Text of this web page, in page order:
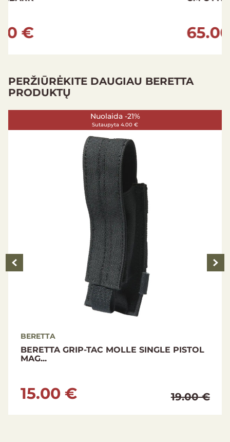
65.00 €
PERŽIŪRĖKITE DAUGIAU BERETTA
PRODUKTŲ
Nuolaida -37%
Sutaupyta 17.00 €
BERETTA
BERETTA WATERPROOF CAP GREEN MOSS
29.00 € 46.00 €